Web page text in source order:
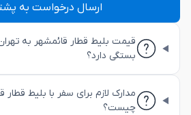
ارسال درخواست به
قیمت بلیط قطار قائمشهر به
بستگی دارد؟
مدارک لازم برای سفر با بلیط قطار
چیست؟